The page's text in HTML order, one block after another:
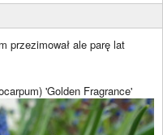
przezimował ale parę lat
'Golden Fragrance'